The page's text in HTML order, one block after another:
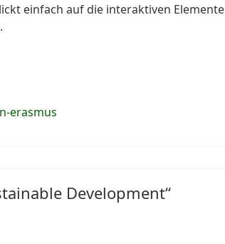
einfach auf die interaktiven Elemente
erasmus
Development“